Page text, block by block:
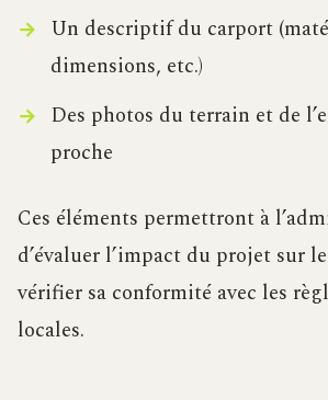
Un descriptif du carport
dimensions, etc.)
Des photos du terrain et de
proche
Ces éléments permettront à
d’évaluer l’impact du projet sur
vérifier sa conformité avec les
locales.